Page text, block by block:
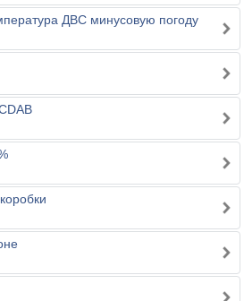
ДВС минусовую погоду